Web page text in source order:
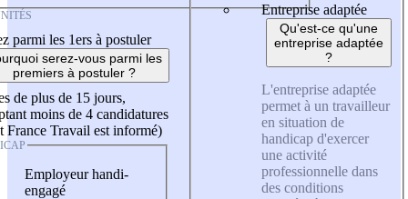
parmi les 1ers à postuler
serez-vous parmi les
premiers à postuler ?
de plus de 15 jours,
moins de 4 candidatures
France Travail est informé)
Employeur handi-
engagé
Entreprise adaptée
Qu'est-ce qu'une
entreprise adaptée
?
L'entreprise adaptée
permet à un travailleur
en situation de
handicap d'exercer
une activité
professionnelle dans
des conditions